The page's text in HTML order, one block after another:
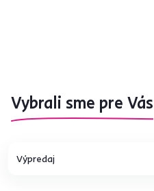
Vybrali sme pre Vás
Výpredaj